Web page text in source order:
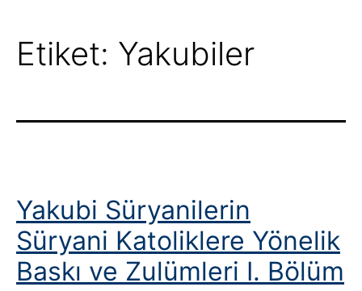
Etiket: Yakubiler
Yakubi Süryanilerin
Süryani Katoliklere Yönelik
Baskı ve Zulümleri I. Bölüm